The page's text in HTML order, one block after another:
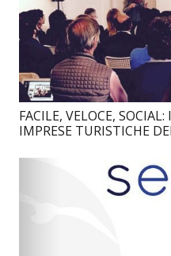
FACILE, VELOCE,
IMPRESE TURISTICHE